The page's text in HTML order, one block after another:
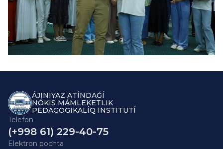
ÁJINIYAZ ATÍNDAǴÍ
NÓKIS MÁMLEKETLIK
PEDAGOGIKALÍQ INSTITUTÍ
Telefon
(+998 61) 229-40-75
Elektron pochta